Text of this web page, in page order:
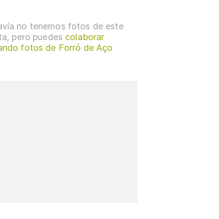
no tenemos fotos de este
pero puedes colaborar
fotos de Forró de Aço